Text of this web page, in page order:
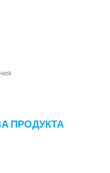
ПРОДУКТА